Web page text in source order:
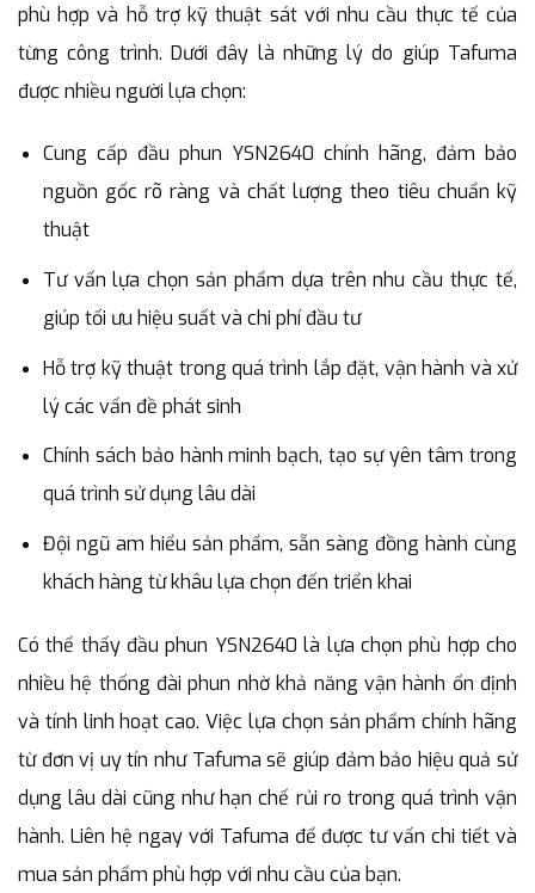
phù hợp và hỗ trợ kỹ thuật sát với nhu cầu thực tế của
từng công trình. Dưới đây là những lý do giúp Tafuma
được nhiều người lựa chọn:
Cung cấp đầu phun YSN2640 chính hãng, đảm bảo
nguồn gốc rõ ràng và chất lượng theo tiêu chuẩn kỹ
thuật
Tư vấn lựa chọn sản phẩm dựa trên nhu cầu thực tế,
giúp tối ưu hiệu suất và chi phí đầu tư
Hỗ trợ kỹ thuật trong quá trình lắp đặt, vận hành và xử
lý các vấn đề phát sinh
Chính sách bảo hành minh bạch, tạo sự yên tâm trong
quá trình sử dụng lâu dài
Đội ngũ am hiểu sản phẩm, sẵn sàng đồng hành cùng
khách hàng từ khâu lựa chọn đến triển khai
Có thể thấy đầu phun YSN2640 là lựa chọn phù hợp cho
nhiều hệ thống đài phun nhờ khả năng vận hành ổn định
và tính linh hoạt cao. Việc lựa chọn sản phẩm chính hãng
từ đơn vị uy tín như Tafuma sẽ giúp đảm bảo hiệu quả sử
dụng lâu dài cũng như hạn chế rủi ro trong quá trình vận
hành. Liên hệ ngay với Tafuma để được tư vấn chi tiết và
mua sản phẩm phù hợp với nhu cầu của bạn.